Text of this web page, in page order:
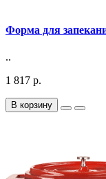
Форма для
..
1 817 р.
В корзину